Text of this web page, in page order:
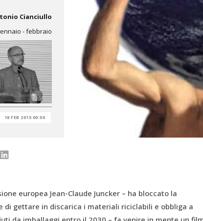
Cianciullo
- febbraio
18 FEB 2015 00:00
europea Jean-Claude Juncker – ha bloccato la
di gettare in discarica i materiali riciclabili e obbliga a